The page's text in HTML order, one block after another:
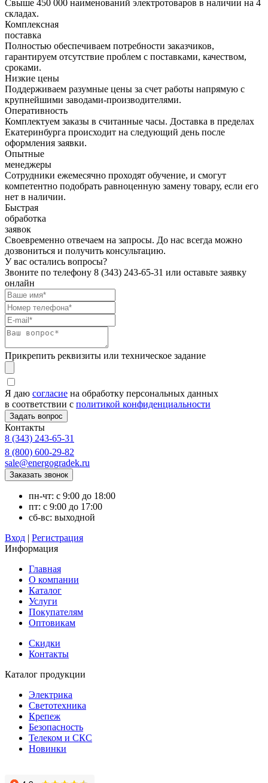
Свыше 450 000 наименований электротоваров в наличии на 4
складах.
Комплексная
поставка
Полностью обеспечиваем потребности заказчиков,
гарантируем отсутствие проблем с поставками, качеством,
сроками.
Низкие цены
Поддерживаем разумные цены за счет работы напрямую с
крупнейшими заводами-производителями.
Оперативность
Комплектуем заказы в считанные часы. Доставка в пределах
Екатеринбурга происходит на следующий день после
оформления заявки.
Опытные
менеджеры
Сотрудники ежемесячно проходят обучение, и смогут
компетентно подобрать равноценную замену товару, если его
нет в наличии.
Быстрая
обработка
заявок
Своевременно отвечаем на запросы. До нас всегда можно
дозвониться и получить консультацию.
У вас остались вопросы?
Звоните по телефону 8 (343) 243-65-31 или оставьте заявку
онлайн
Прикрепить реквизиты или техническое задание
Я даю согласие на обработку персональных данных
в соответствии с политикой конфиденциальности
Контакты
8 (343) 243-65-31
8 (800) 600-29-82
sale@energogradek.ru
пн-чт: с 9:00 до 18:00
пт: с 9:00 до 17:00
сб-вс: выходной
Вход | Регистрация
Информация
Главная
О компании
Каталог
Услуги
Покупателям
Оптовикам
Скидки
Контакты
Каталог продукции
Электрика
Светотехника
Крепеж
Безопасность
Телеком и СКС
Новинки